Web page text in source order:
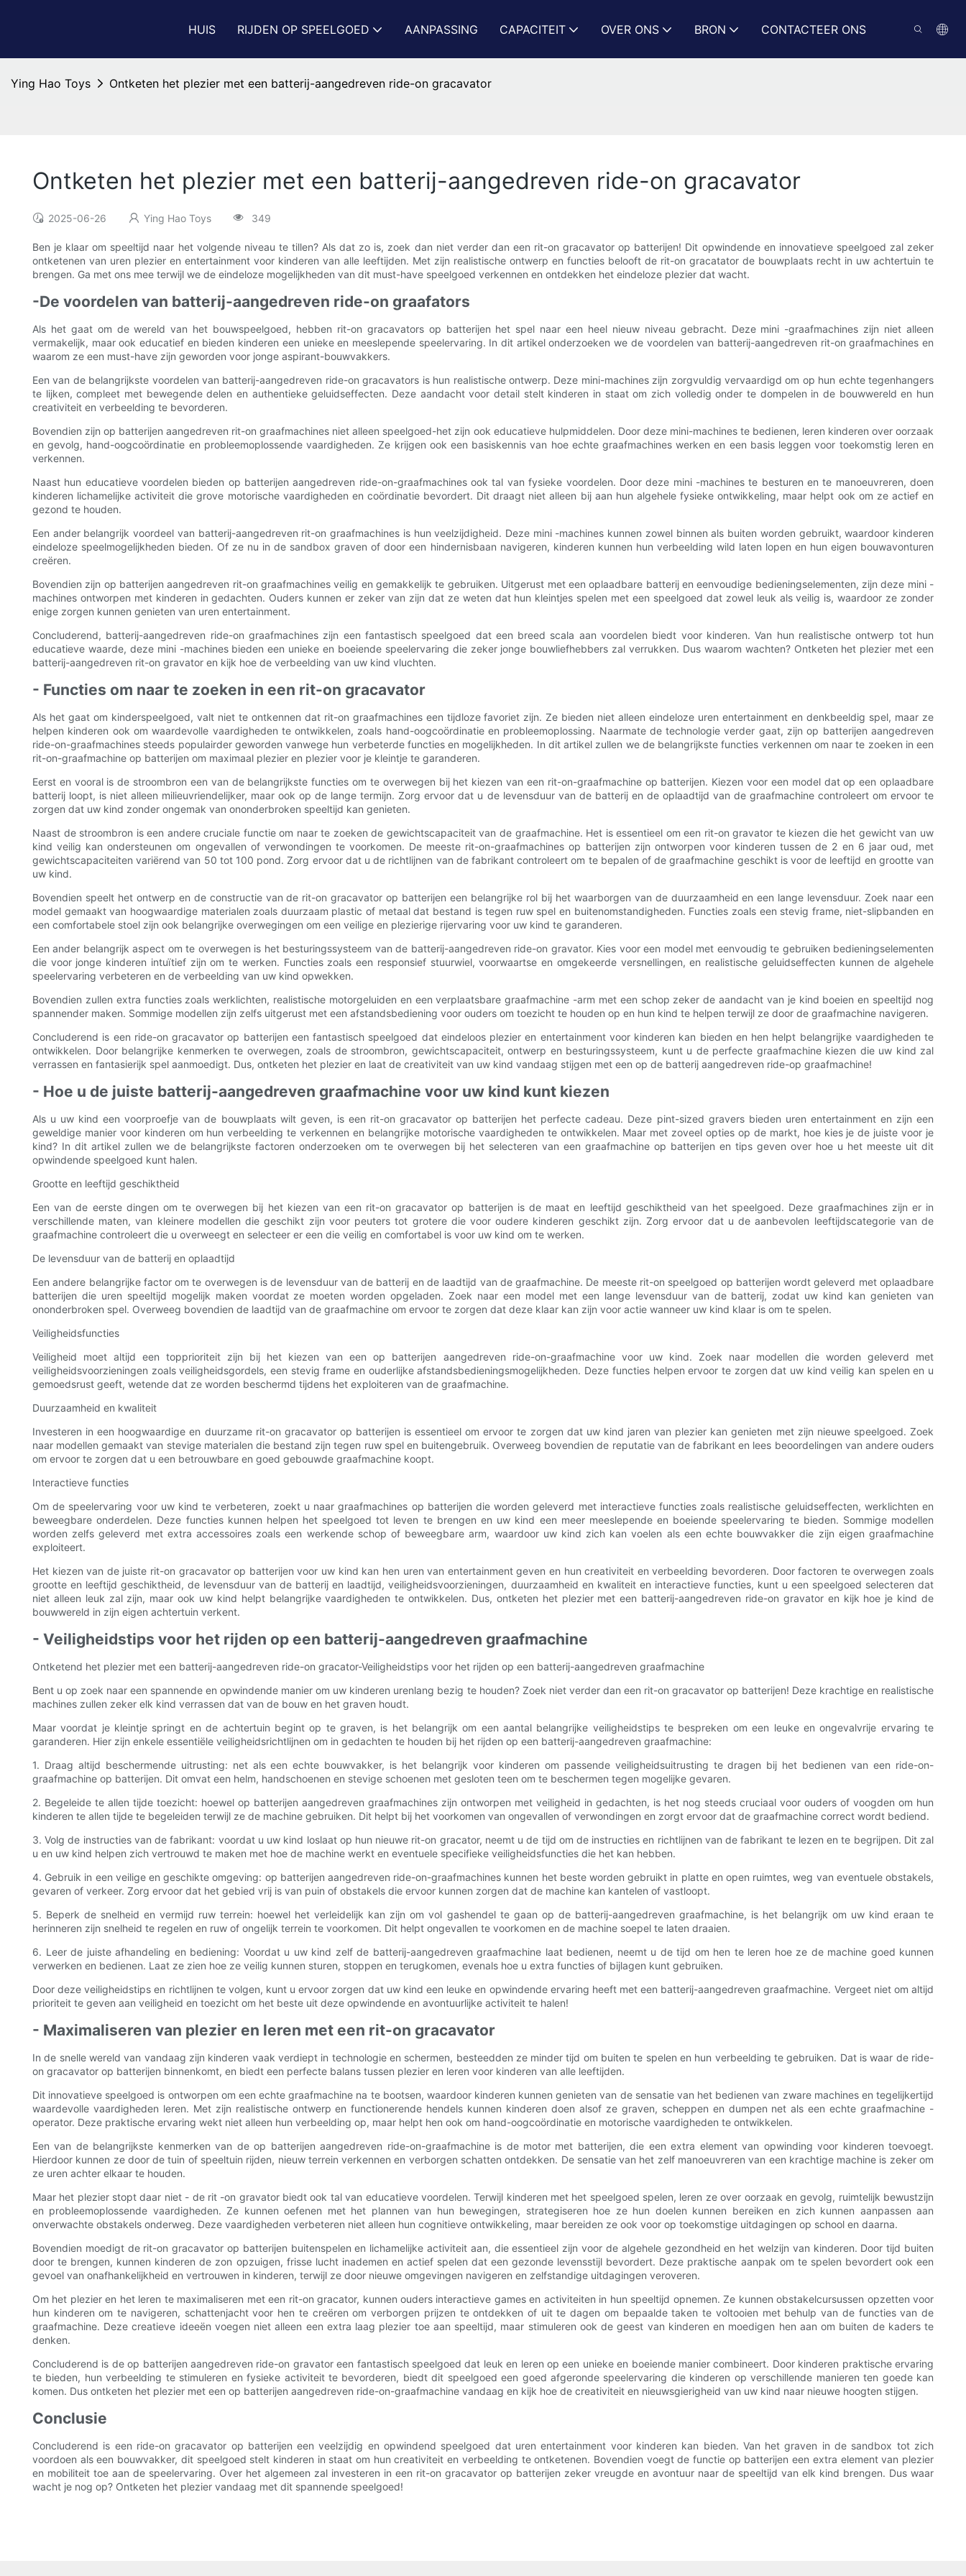
HUIS RIJDEN OP SPEELGOED AANPASSING CAPACITEIT OVER ONS BRON CONTACTEER ONS
Ying Hao Toys Ontketen het plezier met een batterij-aangedreven ride-on gracavator
Ontketen het plezier met een batterij-aangedreven ride-on gracavator
2025-06-26 Ying Hao Toys 349
Ben je klaar om speeltijd naar het volgende niveau te tillen? Als dat zo is, zoek dan niet verder dan een rit-on gracavator op batterijen! Dit opwindende en innovatieve speelgoed zal zeker
ontketenen van uren plezier en entertainment voor kinderen van alle leeftijden. Met zijn realistische ontwerp en functies belooft de rit-on gracatator de bouwplaats recht in uw achtertuin te
brengen. Ga met ons mee terwijl we de eindeloze mogelijkheden van dit must-have speelgoed verkennen en ontdekken het eindeloze plezier dat wacht.
-De voordelen van batterij-aangedreven ride-on graafators
Als het gaat om de wereld van het bouwspeelgoed, hebben rit-on gracavators op batterijen het spel naar een heel nieuw niveau gebracht. Deze mini -graafmachines zijn niet alleen
vermakelijk, maar ook educatief en bieden kinderen een unieke en meeslepende speelervaring. In dit artikel onderzoeken we de voordelen van batterij-aangedreven rit-on graafmachines en
waarom ze een must-have zijn geworden voor jonge aspirant-bouwvakkers.
Een van de belangrijkste voordelen van batterij-aangedreven ride-on gracavators is hun realistische ontwerp. Deze mini-machines zijn zorgvuldig vervaardigd om op hun echte tegenhangers
te lijken, compleet met bewegende delen en authentieke geluidseffecten. Deze aandacht voor detail stelt kinderen in staat om zich volledig onder te dompelen in de bouwwereld en hun
creativiteit en verbeelding te bevorderen.
Bovendien zijn op batterijen aangedreven rit-on graafmachines niet alleen speelgoed-het zijn ook educatieve hulpmiddelen. Door deze mini-machines te bedienen, leren kinderen over oorzaak
en gevolg, hand-oogcoördinatie en probleemoplossende vaardigheden. Ze krijgen ook een basiskennis van hoe echte graafmachines werken en een basis leggen voor toekomstig leren en
verkennen.
Naast hun educatieve voordelen bieden op batterijen aangedreven ride-on-graafmachines ook tal van fysieke voordelen. Door deze mini -machines te besturen en te manoeuvreren, doen
kinderen lichamelijke activiteit die grove motorische vaardigheden en coördinatie bevordert. Dit draagt ​​niet alleen bij aan hun algehele fysieke ontwikkeling, maar helpt ook om ze actief en
gezond te houden.
Een ander belangrijk voordeel van batterij-aangedreven rit-on graafmachines is hun veelzijdigheid. Deze mini -machines kunnen zowel binnen als buiten worden gebruikt, waardoor kinderen
eindeloze speelmogelijkheden bieden. Of ze nu in de sandbox graven of door een hindernisbaan navigeren, kinderen kunnen hun verbeelding wild laten lopen en hun eigen bouwavonturen
creëren.
Bovendien zijn op batterijen aangedreven rit-on graafmachines veilig en gemakkelijk te gebruiken. Uitgerust met een oplaadbare batterij en eenvoudige bedieningselementen, zijn deze mini -
machines ontworpen met kinderen in gedachten. Ouders kunnen er zeker van zijn dat ze weten dat hun kleintjes spelen met een speelgoed dat zowel leuk als veilig is, waardoor ze zonder
enige zorgen kunnen genieten van uren entertainment.
Concluderend, batterij-aangedreven ride-on graafmachines zijn een fantastisch speelgoed dat een breed scala aan voordelen biedt voor kinderen. Van hun realistische ontwerp tot hun
educatieve waarde, deze mini -machines bieden een unieke en boeiende speelervaring die zeker jonge bouwliefhebbers zal verrukken. Dus waarom wachten? Ontketen het plezier met een
batterij-aangedreven rit-on gravator en kijk hoe de verbeelding van uw kind vluchten.
- Functies om naar te zoeken in een rit-on gracavator
Als het gaat om kinderspeelgoed, valt niet te ontkennen dat rit-on graafmachines een tijdloze favoriet zijn. Ze bieden niet alleen eindeloze uren entertainment en denkbeeldig spel, maar ze
helpen kinderen ook om waardevolle vaardigheden te ontwikkelen, zoals hand-oogcoördinatie en probleemoplossing. Naarmate de technologie verder gaat, zijn op batterijen aangedreven
ride-on-graafmachines steeds populairder geworden vanwege hun verbeterde functies en mogelijkheden. In dit artikel zullen we de belangrijkste functies verkennen om naar te zoeken in een
rit-on-graafmachine op batterijen om maximaal plezier en plezier voor je kleintje te garanderen.
Eerst en vooral is de stroombron een van de belangrijkste functies om te overwegen bij het kiezen van een rit-on-graafmachine op batterijen. Kiezen voor een model dat op een oplaadbare
batterij loopt, is niet alleen milieuvriendelijker, maar ook op de lange termijn. Zorg ervoor dat u de levensduur van de batterij en de oplaadtijd van de graafmachine controleert om ervoor te
zorgen dat uw kind zonder ongemak van ononderbroken speeltijd kan genieten.
Naast de stroombron is een andere cruciale functie om naar te zoeken de gewichtscapaciteit van de graafmachine. Het is essentieel om een ​​rit-on gravator te kiezen die het gewicht van uw
kind veilig kan ondersteunen om ongevallen of verwondingen te voorkomen. De meeste rit-on-graafmachines op batterijen zijn ontworpen voor kinderen tussen de 2 en 6 jaar oud, met
gewichtscapaciteiten variërend van 50 tot 100 pond. Zorg ervoor dat u de richtlijnen van de fabrikant controleert om te bepalen of de graafmachine geschikt is voor de leeftijd en grootte van
uw kind.
Bovendien speelt het ontwerp en de constructie van de rit-on gracavator op batterijen een belangrijke rol bij het waarborgen van de duurzaamheid en een lange levensduur. Zoek naar een
model gemaakt van hoogwaardige materialen zoals duurzaam plastic of metaal dat bestand is tegen ruw spel en buitenomstandigheden. Functies zoals een stevig frame, niet-slipbanden en
een comfortabele stoel zijn ook belangrijke overwegingen om een ​​veilige en plezierige rijervaring voor uw kind te garanderen.
Een ander belangrijk aspect om te overwegen is het besturingssysteem van de batterij-aangedreven ride-on gravator. Kies voor een model met eenvoudig te gebruiken bedieningselementen
die voor jonge kinderen intuïtief zijn om te werken. Functies zoals een responsief stuurwiel, voorwaartse en omgekeerde versnellingen, en realistische geluidseffecten kunnen de algehele
speelervaring verbeteren en de verbeelding van uw kind opwekken.
Bovendien zullen extra functies zoals werklichten, realistische motorgeluiden en een verplaatsbare graafmachine -arm met een schop zeker de aandacht van je kind boeien en speeltijd nog
spannender maken. Sommige modellen zijn zelfs uitgerust met een afstandsbediening voor ouders om toezicht te houden op en hun kind te helpen terwijl ze door de graafmachine navigeren.
Concluderend is een ride-on gracavator op batterijen een fantastisch speelgoed dat eindeloos plezier en entertainment voor kinderen kan bieden en hen helpt belangrijke vaardigheden te
ontwikkelen. Door belangrijke kenmerken te overwegen, zoals de stroombron, gewichtscapaciteit, ontwerp en besturingssysteem, kunt u de perfecte graafmachine kiezen die uw kind zal
verrassen en fantasierijk spel aanmoedigt. Dus, ontketen het plezier en laat de creativiteit van uw kind vandaag stijgen met een op de batterij aangedreven ride-op graafmachine!
- Hoe u de juiste batterij-aangedreven graafmachine voor uw kind kunt kiezen
Als u uw kind een voorproefje van de bouwplaats wilt geven, is een rit-on gracavator op batterijen het perfecte cadeau. Deze pint-sized gravers bieden uren entertainment en zijn een
geweldige manier voor kinderen om hun verbeelding te verkennen en belangrijke motorische vaardigheden te ontwikkelen. Maar met zoveel opties op de markt, hoe kies je de juiste voor je
kind? In dit artikel zullen we de belangrijkste factoren onderzoeken om te overwegen bij het selecteren van een graafmachine op batterijen en tips geven over hoe u het meeste uit dit
opwindende speelgoed kunt halen.
Grootte en leeftijd geschiktheid
Een van de eerste dingen om te overwegen bij het kiezen van een rit-on gracavator op batterijen is de maat en leeftijd geschiktheid van het speelgoed. Deze graafmachines zijn er in
verschillende maten, van kleinere modellen die geschikt zijn voor peuters tot grotere die voor oudere kinderen geschikt zijn. Zorg ervoor dat u de aanbevolen leeftijdscategorie van de
graafmachine controleert die u overweegt en selecteer er een die veilig en comfortabel is voor uw kind om te werken.
De levensduur van de batterij en oplaadtijd
Een andere belangrijke factor om te overwegen is de levensduur van de batterij en de laadtijd van de graafmachine. De meeste rit-on speelgoed op batterijen wordt geleverd met oplaadbare
batterijen die uren speeltijd mogelijk maken voordat ze moeten worden opgeladen. Zoek naar een model met een lange levensduur van de batterij, zodat uw kind kan genieten van
ononderbroken spel. Overweeg bovendien de laadtijd van de graafmachine om ervoor te zorgen dat deze klaar kan zijn voor actie wanneer uw kind klaar is om te spelen.
Veiligheidsfuncties
Veiligheid moet altijd een topprioriteit zijn bij het kiezen van een op batterijen aangedreven ride-on-graafmachine voor uw kind. Zoek naar modellen die worden geleverd met
veiligheidsvoorzieningen zoals veiligheidsgordels, een stevig frame en ouderlijke afstandsbedieningsmogelijkheden. Deze functies helpen ervoor te zorgen dat uw kind veilig kan spelen en u
gemoedsrust geeft, wetende dat ze worden beschermd tijdens het exploiteren van de graafmachine.
Duurzaamheid en kwaliteit
Investeren in een hoogwaardige en duurzame rit-on gracavator op batterijen is essentieel om ervoor te zorgen dat uw kind jaren van plezier kan genieten met zijn nieuwe speelgoed. Zoek
naar modellen gemaakt van stevige materialen die bestand zijn tegen ruw spel en buitengebruik. Overweeg bovendien de reputatie van de fabrikant en lees beoordelingen van andere ouders
om ervoor te zorgen dat u een betrouwbare en goed gebouwde graafmachine koopt.
Interactieve functies
Om de speelervaring voor uw kind te verbeteren, zoekt u naar graafmachines op batterijen die worden geleverd met interactieve functies zoals realistische geluidseffecten, werklichten en
beweegbare onderdelen. Deze functies kunnen helpen het speelgoed tot leven te brengen en uw kind een meer meeslepende en boeiende speelervaring te bieden. Sommige modellen
worden zelfs geleverd met extra accessoires zoals een werkende schop of beweegbare arm, waardoor uw kind zich kan voelen als een echte bouwvakker die zijn eigen graafmachine
exploiteert.
Het kiezen van de juiste rit-on gracavator op batterijen voor uw kind kan hen uren van entertainment geven en hun creativiteit en verbeelding bevorderen. Door factoren te overwegen zoals
grootte en leeftijd geschiktheid, de levensduur van de batterij en laadtijd, veiligheidsvoorzieningen, duurzaamheid en kwaliteit en interactieve functies, kunt u een speelgoed selecteren dat
niet alleen leuk zal zijn, maar ook uw kind helpt belangrijke vaardigheden te ontwikkelen. Dus, ontketen het plezier met een batterij-aangedreven ride-on gravator en kijk hoe je kind de
bouwwereld in zijn eigen achtertuin verkent.
- Veiligheidstips voor het rijden op een batterij-aangedreven graafmachine
Ontketend het plezier met een batterij-aangedreven ride-on gracator-Veiligheidstips voor het rijden op een batterij-aangedreven graafmachine
Bent u op zoek naar een spannende en opwindende manier om uw kinderen urenlang bezig te houden? Zoek niet verder dan een rit-on gracavator op batterijen! Deze krachtige en realistische
machines zullen zeker elk kind verrassen dat van de bouw en het graven houdt.
Maar voordat je kleintje springt en de achtertuin begint op te graven, is het belangrijk om een ​​aantal belangrijke veiligheidstips te bespreken om een ​​leuke en ongevalvrije ervaring te
garanderen. Hier zijn enkele essentiële veiligheidsrichtlijnen om in gedachten te houden bij het rijden op een batterij-aangedreven graafmachine:
1. Draag altijd beschermende uitrusting: net als een echte bouwvakker, is het belangrijk voor kinderen om passende veiligheidsuitrusting te dragen bij het bedienen van een ride-on-
graafmachine op batterijen. Dit omvat een helm, handschoenen en stevige schoenen met gesloten teen om te beschermen tegen mogelijke gevaren.
2. Begeleide te allen tijde toezicht: hoewel op batterijen aangedreven graafmachines zijn ontworpen met veiligheid in gedachten, is het nog steeds cruciaal voor ouders of voogden om hun
kinderen te allen tijde te begeleiden terwijl ze de machine gebruiken. Dit helpt bij het voorkomen van ongevallen of verwondingen en zorgt ervoor dat de graafmachine correct wordt bediend.
3. Volg de instructies van de fabrikant: voordat u uw kind loslaat op hun nieuwe rit-on gracator, neemt u de tijd om de instructies en richtlijnen van de fabrikant te lezen en te begrijpen. Dit zal
u en uw kind helpen zich vertrouwd te maken met hoe de machine werkt en eventuele specifieke veiligheidsfuncties die het kan hebben.
4. Gebruik in een veilige en geschikte omgeving: op batterijen aangedreven ride-on-graafmachines kunnen het beste worden gebruikt in platte en open ruimtes, weg van eventuele obstakels,
gevaren of verkeer. Zorg ervoor dat het gebied vrij is van puin of obstakels die ervoor kunnen zorgen dat de machine kan kantelen of vastloopt.
5. Beperk de snelheid en vermijd ruw terrein: hoewel het verleidelijk kan zijn om vol gashendel te gaan op de batterij-aangedreven graafmachine, is het belangrijk om uw kind eraan te
herinneren zijn snelheid te regelen en ruw of ongelijk terrein te voorkomen. Dit helpt ongevallen te voorkomen en de machine soepel te laten draaien.
6. Leer de juiste afhandeling en bediening: Voordat u uw kind zelf de batterij-aangedreven graafmachine laat bedienen, neemt u de tijd om hen te leren hoe ze de machine goed kunnen
verwerken en bedienen. Laat ze zien hoe ze veilig kunnen sturen, stoppen en terugkomen, evenals hoe u extra functies of bijlagen kunt gebruiken.
Door deze veiligheidstips en richtlijnen te volgen, kunt u ervoor zorgen dat uw kind een leuke en opwindende ervaring heeft met een batterij-aangedreven graafmachine. Vergeet niet om altijd
prioriteit te geven aan veiligheid en toezicht om het beste uit deze opwindende en avontuurlijke activiteit te halen!
- Maximaliseren van plezier en leren met een rit-on gracavator
In de snelle wereld van vandaag zijn kinderen vaak verdiept in technologie en schermen, besteedden ze minder tijd om buiten te spelen en hun verbeelding te gebruiken. Dat is waar de ride-
on gracavator op batterijen binnenkomt, en biedt een perfecte balans tussen plezier en leren voor kinderen van alle leeftijden.
Dit innovatieve speelgoed is ontworpen om een ​​echte graafmachine na te bootsen, waardoor kinderen kunnen genieten van de sensatie van het bedienen van zware machines en tegelijkertijd
waardevolle vaardigheden leren. Met zijn realistische ontwerp en functionerende hendels kunnen kinderen doen alsof ze graven, scheppen en dumpen net als een echte graafmachine -
operator. Deze praktische ervaring wekt niet alleen hun verbeelding op, maar helpt hen ook om hand-oogcoördinatie en motorische vaardigheden te ontwikkelen.
Een van de belangrijkste kenmerken van de op batterijen aangedreven ride-on-graafmachine is de motor met batterijen, die een extra element van opwinding voor kinderen toevoegt.
Hierdoor kunnen ze door de tuin of speeltuin rijden, nieuw terrein verkennen en verborgen schatten ontdekken. De sensatie van het zelf manoeuvreren van een krachtige machine is zeker om
ze uren achter elkaar te houden.
Maar het plezier stopt daar niet - de rit -on gravator biedt ook tal van educatieve voordelen. Terwijl kinderen met het speelgoed spelen, leren ze over oorzaak en gevolg, ruimtelijk bewustzijn
en probleemoplossende vaardigheden. Ze kunnen oefenen met het plannen van hun bewegingen, strategiseren hoe ze hun doelen kunnen bereiken en zich kunnen aanpassen aan
onverwachte obstakels onderweg. Deze vaardigheden verbeteren niet alleen hun cognitieve ontwikkeling, maar bereiden ze ook voor op toekomstige uitdagingen op school en daarna.
Bovendien moedigt de rit-on gracavator op batterijen buitenspelen en lichamelijke activiteit aan, die essentieel zijn voor de algehele gezondheid en het welzijn van kinderen. Door tijd buiten
door te brengen, kunnen kinderen de zon opzuigen, frisse lucht inademen en actief spelen dat een gezonde levensstijl bevordert. Deze praktische aanpak om te spelen bevordert ook een
gevoel van onafhankelijkheid en vertrouwen in kinderen, terwijl ze door nieuwe omgevingen navigeren en zelfstandige uitdagingen veroveren.
Om het plezier en het leren te maximaliseren met een rit-on gracator, kunnen ouders interactieve games en activiteiten in hun speeltijd opnemen. Ze kunnen obstakelcursussen opzetten voor
hun kinderen om te navigeren, schattenjacht voor hen te creëren om verborgen prijzen te ontdekken of uit te dagen om bepaalde taken te voltooien met behulp van de functies van de
graafmachine. Deze creatieve ideeën voegen niet alleen een extra laag plezier toe aan speeltijd, maar stimuleren ook de geest van kinderen en moedigen hen aan om buiten de kaders te
denken.
Concluderend is de op batterijen aangedreven ride-on gravator een fantastisch speelgoed dat leuk en leren op een unieke en boeiende manier combineert. Door kinderen praktische ervaring
te bieden, hun verbeelding te stimuleren en fysieke activiteit te bevorderen, biedt dit speelgoed een goed afgeronde speelervaring die kinderen op verschillende manieren ten goede kan
komen. Dus ontketen het plezier met een op batterijen aangedreven ride-on-graafmachine vandaag en kijk hoe de creativiteit en nieuwsgierigheid van uw kind naar nieuwe hoogten stijgen.
Conclusie
Concluderend is een ride-on gracavator op batterijen een veelzijdig en opwindend speelgoed dat uren entertainment voor kinderen kan bieden. Van het graven in de sandbox tot zich
voordoen als een bouwvakker, dit speelgoed stelt kinderen in staat om hun creativiteit en verbeelding te ontketenen. Bovendien voegt de functie op batterijen een extra element van plezier
en mobiliteit toe aan de speelervaring. Over het algemeen zal investeren in een rit-on gracavator op batterijen zeker vreugde en avontuur naar de speeltijd van elk kind brengen. Dus waar
wacht je nog op? Ontketen het plezier vandaag met dit spannende speelgoed!